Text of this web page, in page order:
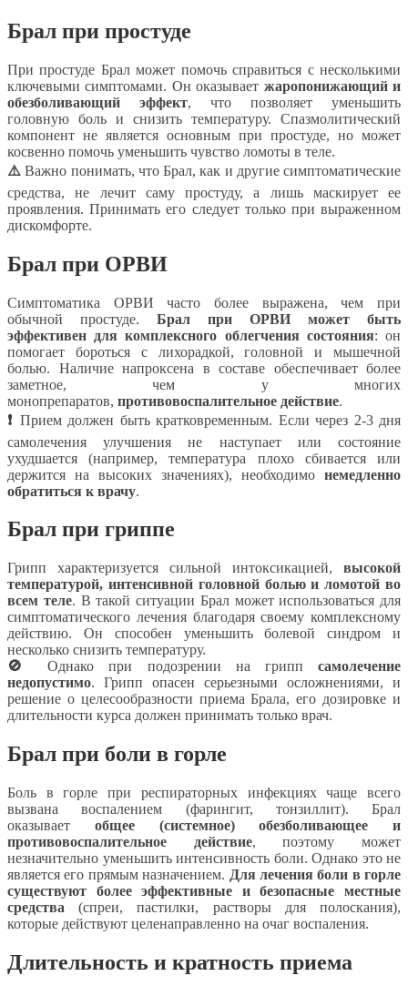
Брал при простуде
При простуде Брал может помочь справиться с несколькими
ключевыми симптомами. Он оказывает жаропонижающий и
обезболивающий эффект, что позволяет уменьшить
головную боль и снизить температуру. Спазмолитический
компонент не является основным при простуде, но может
косвенно помочь уменьшить чувство ломоты в теле.
⚠️ Важно понимать, что Брал, как и другие симптоматические
средства, не лечит саму простуду, а лишь маскирует ее
проявления. Принимать его следует только при выраженном
дискомфорте.
Брал при ОРВИ
Симптоматика ОРВИ часто более выражена, чем при
обычной простуде. Брал при ОРВИ может быть
эффективен для комплексного облегчения состояния: он
помогает бороться с лихорадкой, головной и мышечной
болью. Наличие напроксена в составе обеспечивает более
заметное, чем у многих
монопрепаратов, противовоспалительное действие.
❗ Прием должен быть кратковременным. Если через 2-3 дня
самолечения улучшения не наступает или состояние
ухудшается (например, температура плохо сбивается или
держится на высоких значениях), необходимо немедленно
обратиться к врачу.
Брал при гриппе
Грипп характеризуется сильной интоксикацией, высокой
температурой, интенсивной головной болью и ломотой во
всем теле. В такой ситуации Брал может использоваться для
симптоматического лечения благодаря своему комплексному
действию. Он способен уменьшить болевой синдром и
несколько снизить температуру.
🚫
Однако при подозрении на гриппсамолечение
недопустимо. Грипп опасен серьезными осложнениями, и
решение о целесообразности приема Брала, его дозировке и
длительности курса должен принимать только врач.
Брал при боли в горле
Боль в горле при респираторных инфекциях чаще всего
вызвана воспалением (фарингит, тонзиллит). Брал
оказывает общее (системное) обезболивающее и
противовоспалительное действие, поэтому может
незначительно уменьшить интенсивность боли. Однако это не
является его прямым назначением. Для лечения боли в горле
существуют более эффективные и безопасные местные
средства (спреи, пастилки, растворы для полоскания),
которые действуют целенаправленно на очаг воспаления.
Длительность и кратность приема